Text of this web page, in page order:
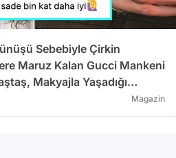
Sebebiyle Çirkin
Maruz Kalan Gucci Mankeni
Makyajla Yaşadığı
Magazin